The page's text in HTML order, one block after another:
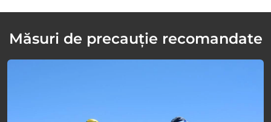
Măsuri de precauție recomandate